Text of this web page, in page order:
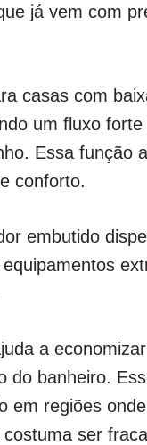
já vem com
casas com
um fluxo
Essa função
conforto.
embutido
a
do banheiro.
em regiões
ser